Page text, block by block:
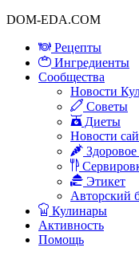
DOM-EDA.COM
Рецепты
Ингредиенты
Сообщества
Новости
Советы
Диеты
Новости
Этикет
Авторский
Кулинары
Активность
Помощь